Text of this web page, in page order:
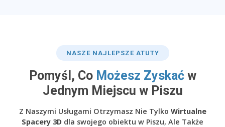
NASZE NAJLEPSZE ATUTY
Pomyśl, Co Możesz Zyskaćw
Jednym Miejscu w Piszu
Z Naszymi Usługami Otrzymasz Nie Tylko Wirtualne
Spacery 3D dla swojego obiektu w Piszu, Ale Także